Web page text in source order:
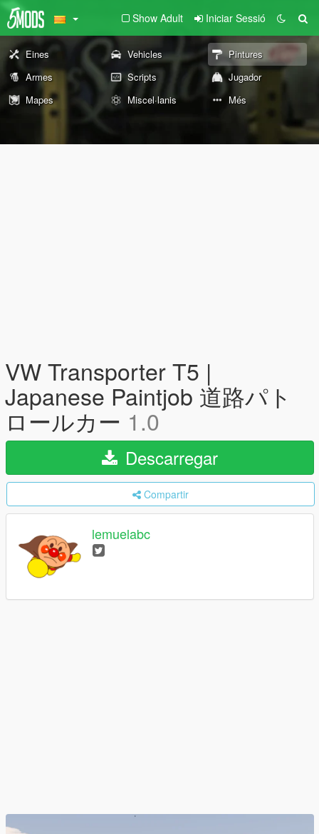
Show Adult Iniciar Sessió
Eines Vehicles
Pintures
Armes
Scripts
Jugador
Mapes
Miscel·lanis Més
VW Transporter T5 |
Japanese Paintjob 道路パト
ロールカー 1.0
Descarregar
Compartir
lemuelabc